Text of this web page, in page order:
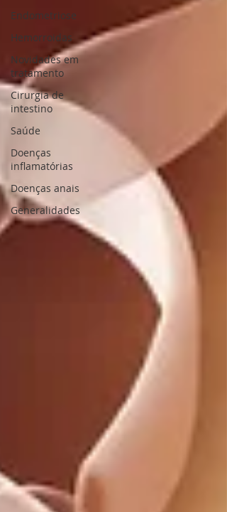
Endometriose
Hemorroidas
Novidades em
tratamento
Cirurgia de
intestino
Saúde
Doenças
inflamatórias
Doenças anais
Generalidades